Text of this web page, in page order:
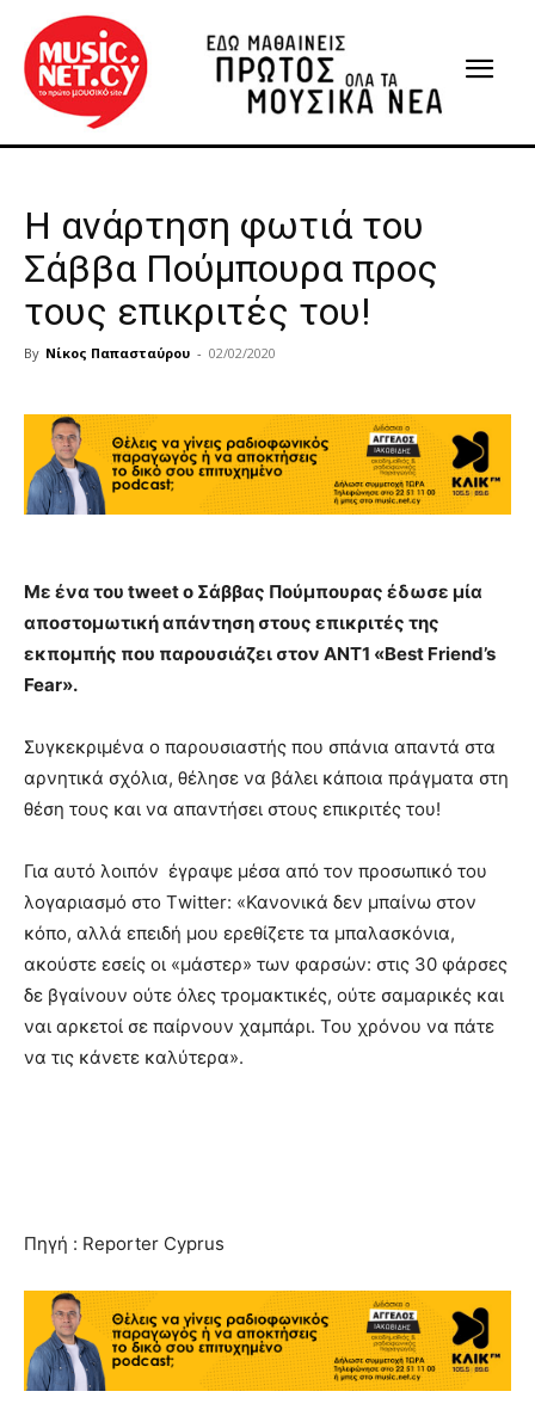
Η ανάρτηση φωτιά του
Σάββα Πούμπουρα προς
τους επικριτές του!
By Νίκος Παπασταύρου - 02/02/2020
Με ένα του tweet ο Σάββας Πούμπουρας έδωσε μία
αποστομωτική απάντηση στους επικριτές της
εκπομπής που παρουσιάζει στον ΑΝΤ1 «Best Friend’s
Fear».
Συγκεκριμένα ο παρουσιαστής που σπάνια απαντά στα
αρνητικά σχόλια, θέλησε να βάλει κάποια πράγματα στη
θέση τους και να απαντήσει στους επικριτές του!
Για αυτό λοιπόν έγραψε μέσα από τον προσωπικό του
λογαριασμό στο Τwitter: «Κανονικά δεν μπαίνω στον
κόπο, αλλά επειδή μου ερεθίζετε τα μπαλασκόνια,
ακούστε εσείς οι «μάστερ» των φαρσών: στις 30 φάρσες
δε βγαίνουν ούτε όλες τρομακτικές, ούτε σαμαρικές και
ναι αρκετοί σε παίρνουν χαμπάρι. Του χρόνου να πάτε
να τις κάνετε καλύτερα».
Πηγή : Reporter Cyprus